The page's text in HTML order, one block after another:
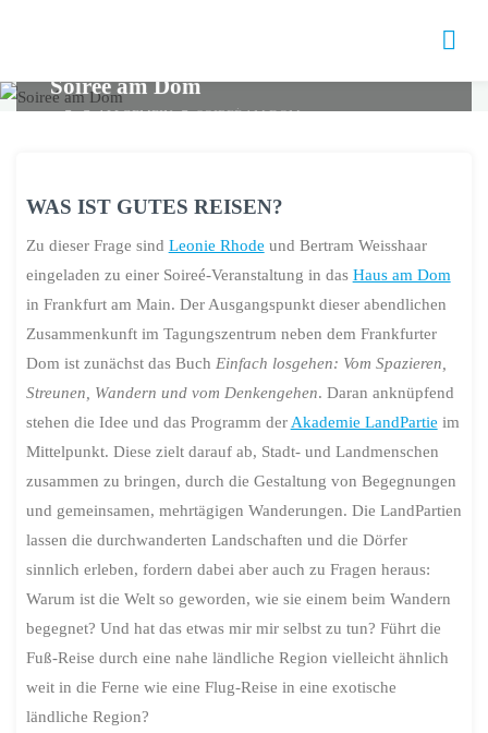
Soireé am Dom
HOMEALLGEMEIN SOIREÉ AM DOM
WAS IST GUTES REISEN?
Zu dieser Frage sind Leonie Rhode und Bertram Weisshaar
eingeladen zu einer Soireé-Veranstaltung in das Haus am Dom
in Frankfurt am Main. Der Ausgangspunkt dieser abendlichen
Zusammenkunft im Tagungszentrum neben dem Frankfurter
Dom ist zunächst das Buch Einfach losgehen: Vom Spazieren,
Streunen, Wandern und vom Denkengehen. Daran anknüpfend
stehen die Idee und das Programm der Akademie LandPartie im
Mittelpunkt. Diese zielt darauf ab, Stadt- und Landmenschen
zusammen zu bringen, durch die Gestaltung von Begegnungen
und gemeinsamen, mehrtägigen Wanderungen. Die LandPartien
lassen die durchwanderten Landschaften und die Dörfer
sinnlich erleben, fordern dabei aber auch zu Fragen heraus:
Warum ist die Welt so geworden, wie sie einem beim Wandern
begegnet? Und hat das etwas mir mir selbst zu tun? Führt die
Fuß-Reise durch eine nahe ländliche Region vielleicht ähnlich
weit in die Ferne wie eine Flug-Reise in eine exotische
ländliche Region?